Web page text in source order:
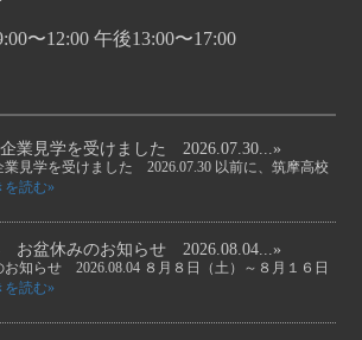
〜12:00 午後13:00〜17:00
業見学を受けました 2026.07.30...»
業見学を受けました 2026.07.30 以前に、筑摩高校
読む»
お盆休みのお知らせ 2026.08.04...»
お知らせ 2026.08.04 ８月８日（土）～８月１６日
読む»